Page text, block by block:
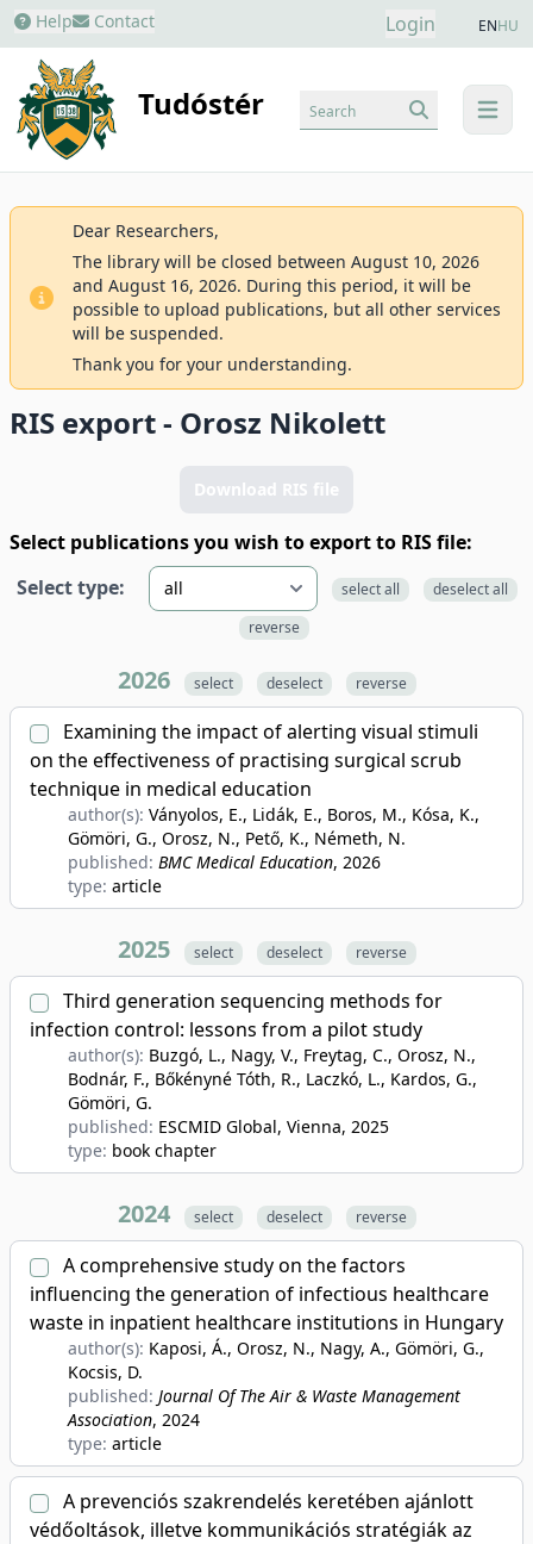
Help Contact Login ENHU
Tudóstér menu
Search
Dear Researchers,
The library will be closed between August 10, 2026
and August 16, 2026. During this period, it will be
possible to upload publications, but all other services
will be suspended.
Thank you for your understanding.
RIS export - Orosz Nikolett
Download RIS file
Select publications you wish to export to RIS file:
Select type:
select all
deselect all
reverse
2026 select deselect reverse
Examining the impact of alerting visual stimuli
on the effectiveness of practising surgical scrub
technique in medical education
author(s): Ványolos, E., Lidák, E., Boros, M., Kósa, K.,
Gömöri, G., Orosz, N., Pető, K., Németh, N.
published: BMC Medical Education, 2026
type: article
2025 select deselect reverse
Third generation sequencing methods for
infection control: lessons from a pilot study
author(s): Buzgó, L., Nagy, V., Freytag, C., Orosz, N.,
Bodnár, F., Bőkényné Tóth, R., Laczkó, L., Kardos, G.,
Gömöri, G.
published: ESCMID Global, Vienna, 2025
type: book chapter
2024 select deselect reverse
A comprehensive study on the factors
influencing the generation of infectious healthcare
waste in inpatient healthcare institutions in Hungary
author(s): Kaposi, Á., Orosz, N., Nagy, A., Gömöri, G.,
Kocsis, D.
published: Journal Of The Air & Waste Management
Association, 2024
type: article
A prevenciós szakrendelés keretében ajánlott
védőoltások, illetve kommunikációs stratégiák az